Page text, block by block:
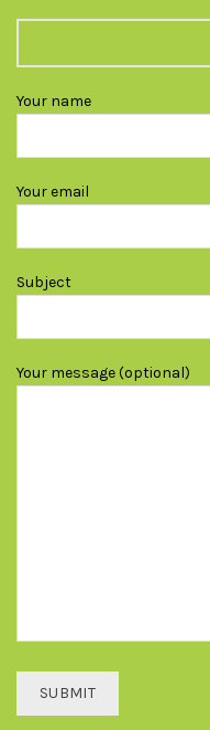
Your name
Your email
Subject
Your message (optional)